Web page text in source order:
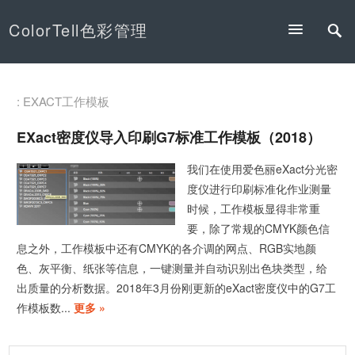
ColorTell色彩管理
: EXACT工作模板
EXact密度仪导入印刷G7标准工作模板（2018）
我们在使用爱色丽eXact分光密
度仪进行印刷标准化作业测量
时候，工作模板显得非常重
要，除了常规的CMYK颜色信
息之外，工作模板中还有CMYK的各介调的网点、RGB实地颜
色、灰平衡、纸张等信息，一键测量并自动识别出色块类型，给
出质量的分析数据。2018年3月份刚更新的eXact密度仪中的G7工
作模板数...更多 »